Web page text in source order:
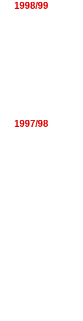
1998/99
1997/98